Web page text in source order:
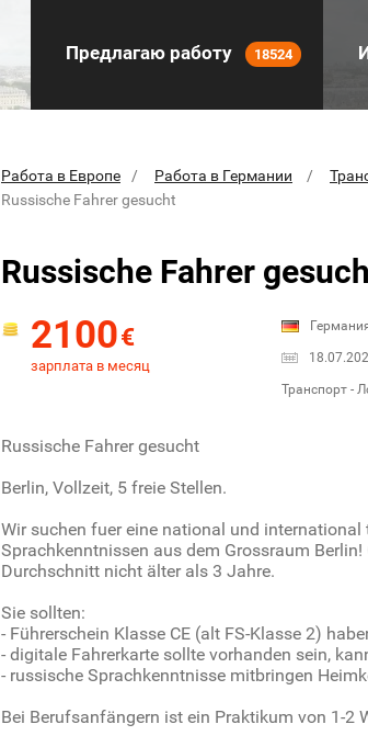
Предлагаю работу 18524
Работа в Европе Работа в Германии
Russische Fahrer gesucht
Russische Fahrer
2100€
зарплата в месяц
Транспорт -
Russische Fahrer gesucht
Berlin, Vollzeit, 5 freie Stellen.
Wir suchen fuer eine national und
Sprachkenntnissen aus dem Grossraum
Durchschnitt nicht älter als 3 Jahre.
Sie sollten:
- Führerschein Klasse CE (alt FS-Klasse 2)
- digitale Fahrerkarte sollte vorhanden sein,
- russische Sprachkenntnisse mitbringen
Bei Berufsanfängern ist ein Praktikum von 1-2